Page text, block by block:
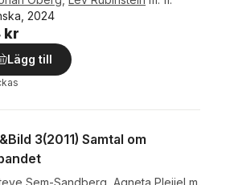
2024
kr
Lägg till
3(2011) Samtal om
Sem-Sandberg Agneta Pleijel m.